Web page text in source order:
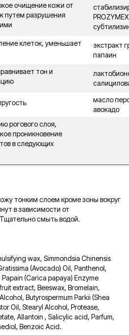
очищение кожи от
путем разрушения
клеток, уменьшает
экстракт
папаин
тон и
масло
авокадо
рогового слоя,
проникновение
в следующих
тонким слоем кроме зоны вокруг
в зависимости от
смыть водой.
wax, Simmondsia Chinensis
(Avocado) Oil, Panthenol,
(Carica papaya) Enzyme
extract, Beeswax, Bromelain,
Butyrospermum Parkii (Shea
Oil, Stearyl Alcohol, Protease,
Allantoin , Salicylic аcid, Parfum,
Benzoic Acid.